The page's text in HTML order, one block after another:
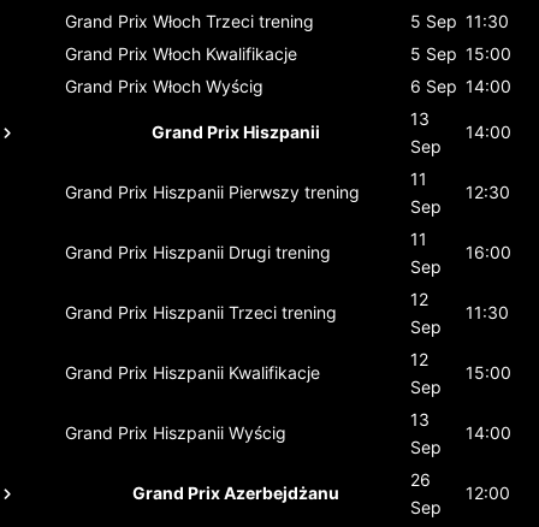
Grand Prix Włoch Trzeci trening 5 Sep 11:30
Grand Prix Włoch Kwalifikacje 5 Sep 15:00
Grand Prix Włoch Wyścig 6 Sep 14:00
Grand Prix Hiszpanii
13
Sep
14:00
Grand Prix Hiszpanii Pierwszy trening
11
Sep
12:30
Grand Prix Hiszpanii Drugi trening
11
Sep
16:00
Grand Prix Hiszpanii Trzeci trening
12
Sep
11:30
Grand Prix Hiszpanii Kwalifikacje
12
Sep
15:00
Grand Prix Hiszpanii Wyścig
13
Sep
14:00
Grand Prix Azerbejdżanu
26
Sep
12:00